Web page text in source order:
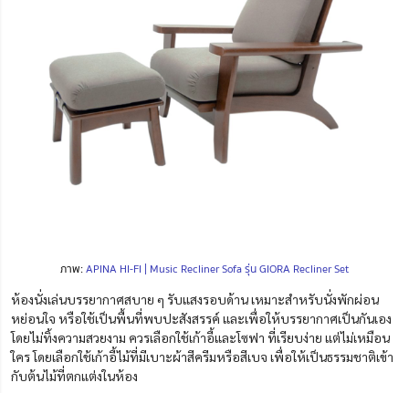
ภาพ:APINA HI-FI | Music Recliner Sofa รุ่น GIORA Recliner Set
ห้องนั่งเล่นบรรยากาศสบาย ๆ รับแสงรอบด้าน เหมาะสำหรับนั่งพักผ่อน
หย่อนใจ หรือใช้เป็นพื้นที่พบปะสังสรรค์ และเพื่อให้บรรยากาศเป็นกันเอง
โดยไม่ทิ้งความสวยงาม ควรเลือกใช้เก้าอี้และโซฟา ที่เรียบง่าย แต่ไม่เหมือน
ใคร โดยเลือกใช้เก้าอี้ไม้ที่มีเบาะผ้าสีครีมหรือสีเบจ เพื่อให้เป็นธรรมชาติเข้า
กับต้นไม้ที่ตกแต่งในห้อง